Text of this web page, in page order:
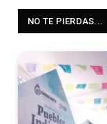
NO TE PIERDAS...